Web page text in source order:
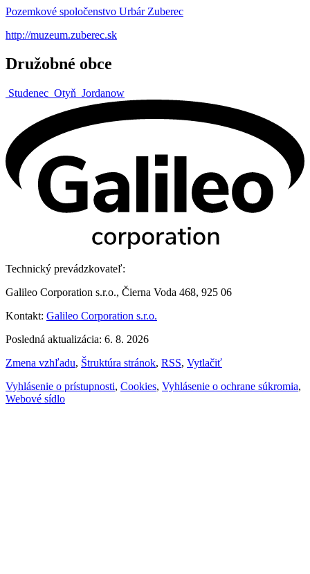
Pozemkové spoločenstvo Urbár Zuberec
http://muzeum.zuberec.sk
Družobné obce
Studenec Otyň Jordanow
Technický prevádzkovateľ:
Galileo Corporation s.r.o., Čierna Voda 468, 925 06
Kontakt: Galileo Corporation s.r.o.
Posledná aktualizácia: 6. 8. 2026
Zmena vzhľadu, Štruktúra stránok, RSS, Vytlačiť
Vyhlásenie o prístupnosti, Cookies, Vyhlásenie o ochrane súkromia,
Webové sídlo